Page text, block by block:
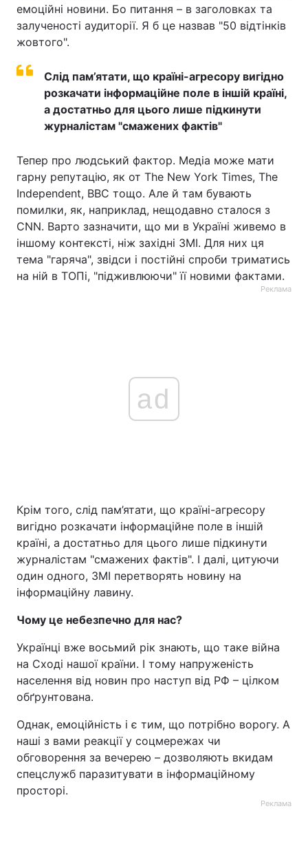
Контакти
Послуги
Тема оформлення
емоційні новини. Бо питання – в заголовках та
залученості аудиторії. Я б це назвав "50 відтінків
жовтого".
Слід пам’ятати, що країні-агресору вигідно
розкачати інформаційне поле в іншій країні,
а достатньо для цього лише підкинути
журналістам "смажених фактів"
Тепер про людський фактор. Медіа може мати
гарну репутацію, як от The New York Times, The
Independent, BBC тощо. Але й там бувають
помилки, як, наприклад, нещодавно сталося з
CNN. Варто зазначити, що ми в Україні живемо в
іншому контексті, ніж західні ЗМІ. Для них ця
тема "гаряча", звідси і постійні спроби триматись
на ній в ТОПі, "підживлюючи" її новими фактами.
Реклама
ad
Крім того, слід пам’ятати, що країні-агресору
вигідно розкачати інформаційне поле в іншій
країні, а достатньо для цього лише підкинути
журналістам "смажених фактів". І далі, цитуючи
один одного, ЗМІ перетворять новину на
інформаційну лавину.
Чому це небезпечно для нас?
Українці вже восьмий рік знають, що таке війна
на Сході нашої країни. І тому напруженість
населення від новин про наступ від РФ – цілком
обґрунтована.
Однак, емоційність і є тим, що потрібно ворогу. А
наші з вами реакції у соцмережах чи
обговорення за вечерею – дозволяють вкидам
спецслужб паразитувати в інформаційному
просторі.
Реклама